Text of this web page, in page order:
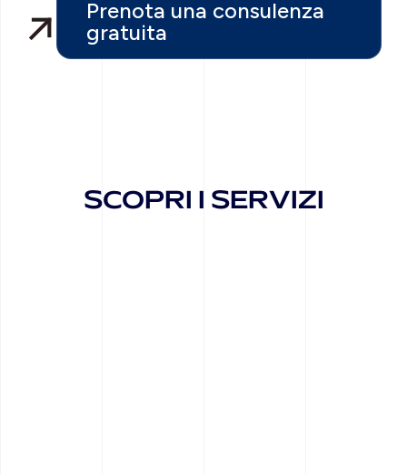
Prenota una consulenza
gratuita
SCOPRI I SERVIZI